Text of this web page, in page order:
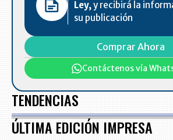
Ley,y recibirá la
su publicación
Comprar Ahora
Contáctenos vía
TENDENCIAS
ÚLTIMA EDICIÓN IMPRESA